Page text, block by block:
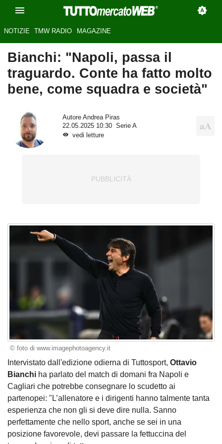
NOTIZIE TMW RADIO MAGAZINE
Bianchi: "Napoli, passa il
traguardo. Conte ha fatto molto
bene, come squadra e società"
Autore Andrea Piras
22.05.2025 10:30
Serie A
vedi letture
© foto di www.imagephotoagency.it
Intervistato dall'edizione odierna di Tuttosport, Ottavio
Bianchi ha parlato del match di domani fra Napoli e
Cagliari che potrebbe consegnare lo scudetto ai
partenopei: "L’allenatore e i dirigenti hanno talmente tanta
esperienza che non gli si deve dire nulla. Sanno
perfettamente che nello sport, anche se sei in una
posizione favorevole, devi passare la fettuccina del